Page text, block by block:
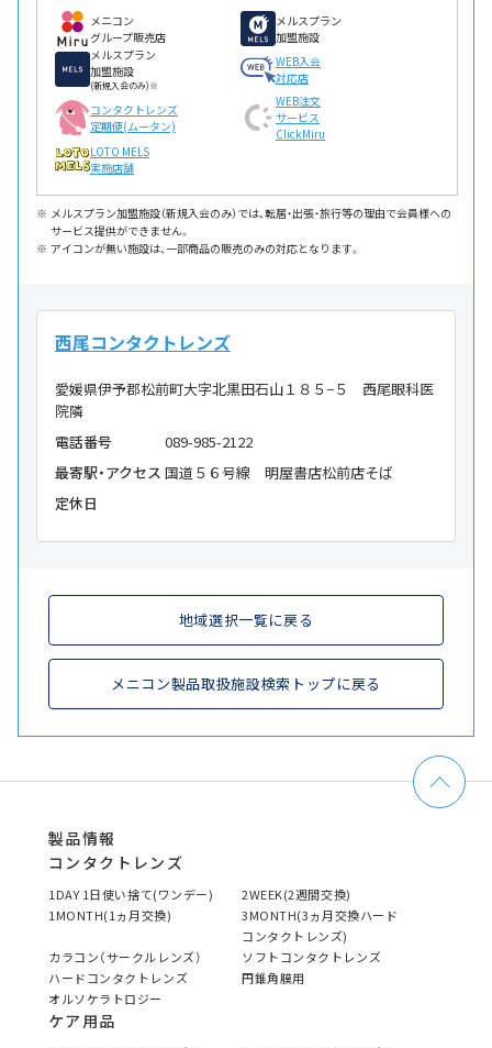
メニコン
グループ販売店
メルスプラン
加盟施設
メルスプラン
加盟施設
(新規入会のみ)※
WEB入会
対応店
コンタクトレンズ
定期便(ムータン)
WEB注文
サービス
ClickMiru
LOTO MELS
実施店舗
メルスプラン加盟施設（新規入会のみ）では、転居・出張・旅行等の理由で会員様への
サービス提供ができません。
アイコンが無い施設は、一部商品の販売のみの対応となります。
西尾コンタクトレンズ
愛媛県伊予郡松前町大字北黒田石山１８５−５ 西尾眼科医
院隣
電話番号
089-985-2122
最寄駅・アクセス 国道５６号線 明屋書店松前店そば
定休日
地域選択一覧に戻る
メニコン製品取扱施設検索トップに戻る
製品情報
コンタクトレンズ
1DAY 1日使い捨て(ワンデー)
2WEEK(2週間交換)
1MONTH(1ヵ月交換)
3MONTH(3ヵ月交換ハード
コンタクトレンズ)
カラコン（サークルレンズ）
ソフトコンタクトレンズ
ハードコンタクトレンズ
円錐角膜用
オルソケラトロジー
ケア用品